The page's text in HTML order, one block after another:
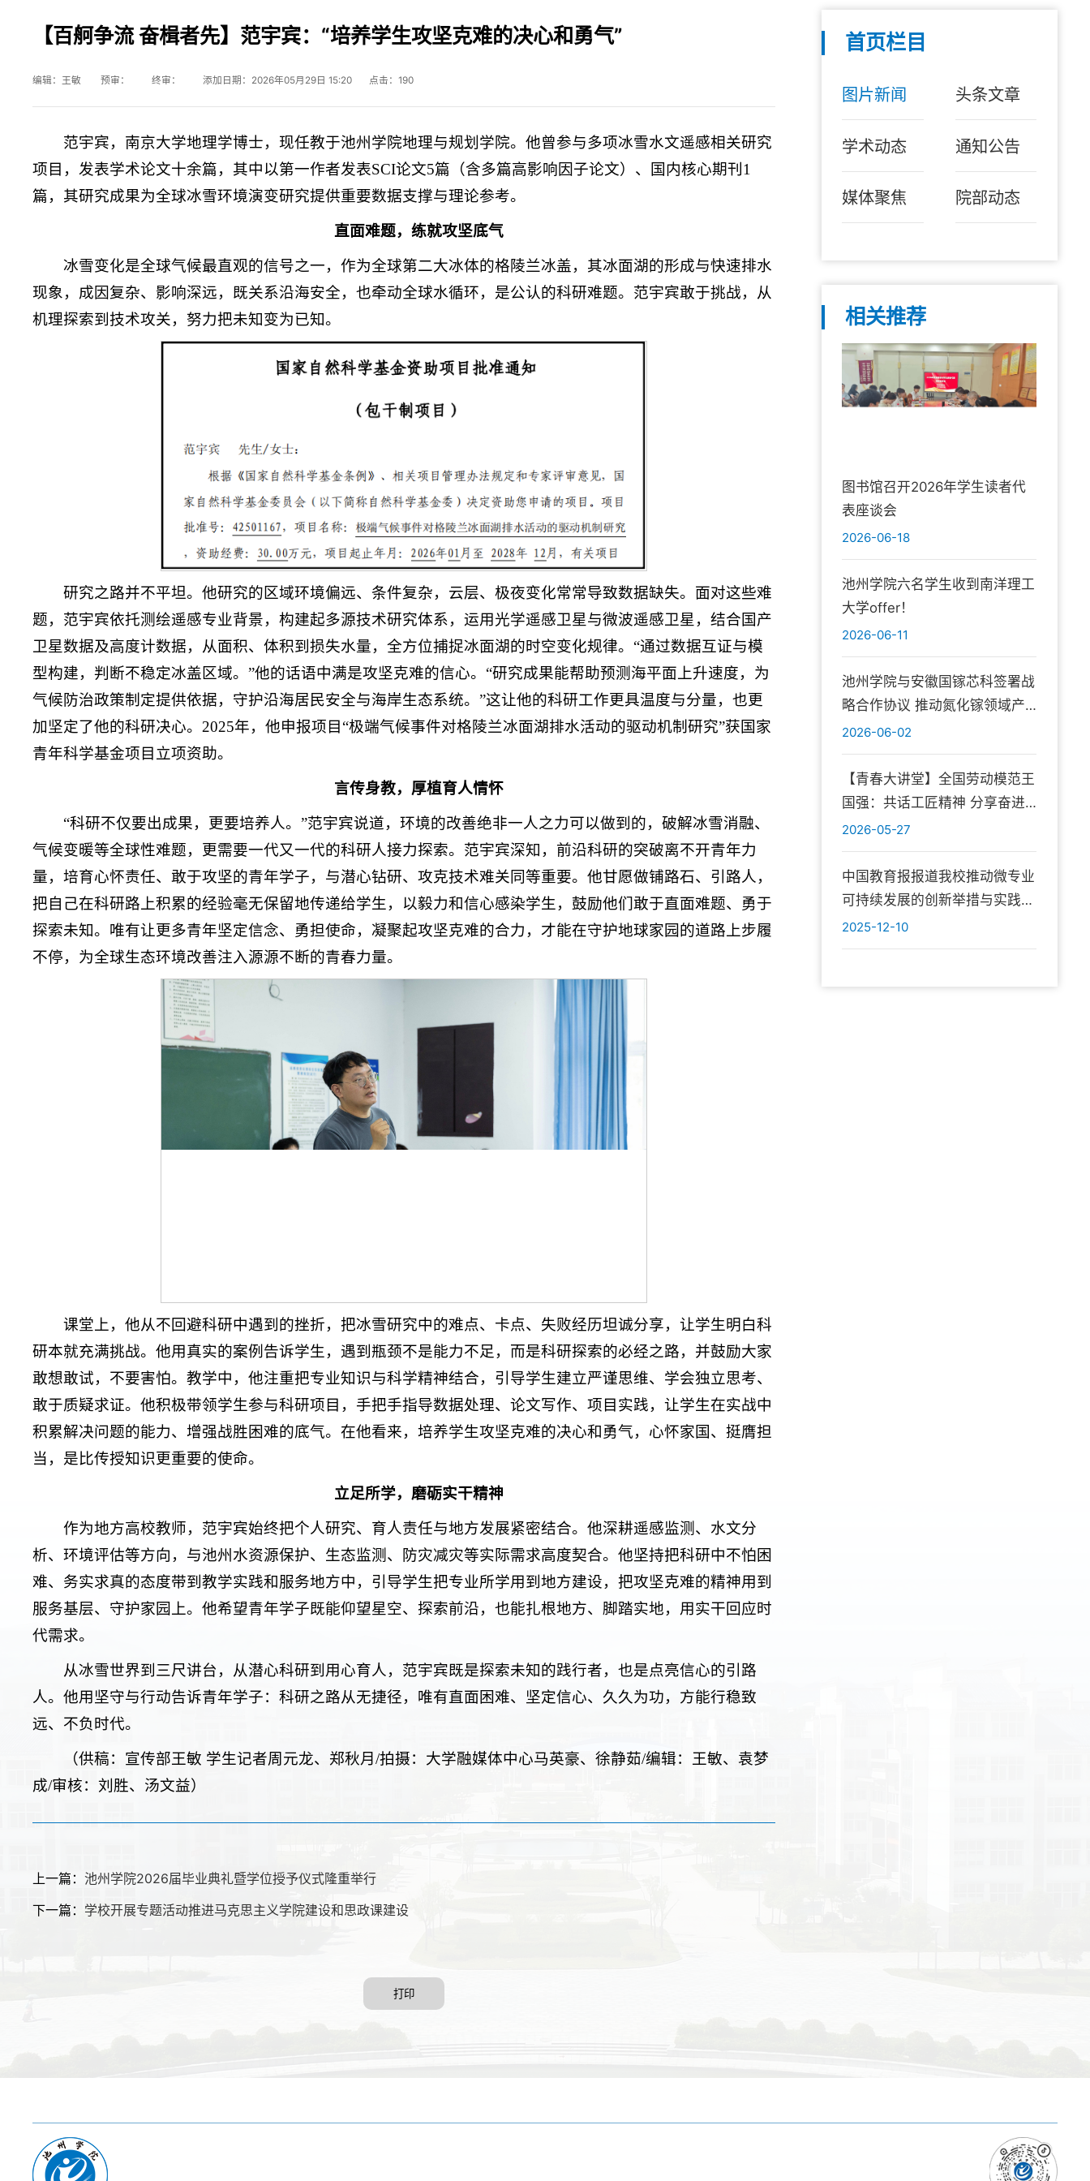
【百舸争流 奋楫者先】范宇宾：“培养学生攻坚克难的决心和勇气”
编辑：王敏 预审： 终审： 添加日期：2026年05月29日 15:20 点击：190
范宇宾，南京大学地理学博士，现任教于池州学院地理与规划学院。他曾参与多项冰雪水文遥感相关研究
项目，发表学术论文十余篇，其中以第一作者发表SCI论文5篇（含多篇高影响因子论文）、国内核心期刊1
篇，其研究成果为全球冰雪环境演变研究提供重要数据支撑与理论参考。
直面难题，练就攻坚底气
冰雪变化是全球气候最直观的信号之一，作为全球第二大冰体的格陵兰冰盖，其冰面湖的形成与快速排水
现象，成因复杂、影响深远，既关系沿海安全，也牵动全球水循环，是公认的科研难题。范宇宾敢于挑战，从
机理探索到技术攻关，努力把未知变为已知。
研究之路并不平坦。他研究的区域环境偏远、条件复杂，云层、极夜变化常常导致数据缺失。面对这些难
题，范宇宾依托测绘遥感专业背景，构建起多源技术研究体系，运用光学遥感卫星与微波遥感卫星，结合国产
卫星数据及高度计数据，从面积、体积到损失水量，全方位捕捉冰面湖的时空变化规律。“通过数据互证与模
型构建，判断不稳定冰盖区域。”他的话语中满是攻坚克难的信心。“研究成果能帮助预测海平面上升速度，为
气候防治政策制定提供依据，守护沿海居民安全与海岸生态系统。”这让他的科研工作更具温度与分量，也更
加坚定了他的科研决心。2025年，他申报项目“极端气候事件对格陵兰冰面湖排水活动的驱动机制研究”获国家
青年科学基金项目立项资助。
言传身教，厚植育人情怀
“科研不仅要出成果，更要培养人。”范宇宾说道，环境的改善绝非一人之力可以做到的，破解冰雪消融、
气候变暖等全球性难题，更需要一代又一代的科研人接力探索。范宇宾深知，前沿科研的突破离不开青年力
量，培育心怀责任、敢于攻坚的青年学子，与潜心钻研、攻克技术难关同等重要。他甘愿做铺路石、引路人，
把自己在科研路上积累的经验毫无保留地传递给学生，以毅力和信心感染学生，鼓励他们敢于直面难题、勇于
探索未知。唯有让更多青年坚定信念、勇担使命，凝聚起攻坚克难的合力，才能在守护地球家园的道路上步履
不停，为全球生态环境改善注入源源不断的青春力量。
课堂上，他从不回避科研中遇到的挫折，把冰雪研究中的难点、卡点、失败经历坦诚分享，让学生明白科
研本就充满挑战。他用真实的案例告诉学生，遇到瓶颈不是能力不足，而是科研探索的必经之路，并鼓励大家
敢想敢试，不要害怕。教学中，他注重把专业知识与科学精神结合，引导学生建立严谨思维、学会独立思考、
敢于质疑求证。他积极带领学生参与科研项目，手把手指导数据处理、论文写作、项目实践，让学生在实战中
积累解决问题的能力、增强战胜困难的底气。在他看来，培养学生攻坚克难的决心和勇气，心怀家国、挺膺担
当，是比传授知识更重要的使命。
立足所学，磨砺实干精神
作为地方高校教师，范宇宾始终把个人研究、育人责任与地方发展紧密结合。他深耕遥感监测、水文分
析、环境评估等方向，与池州水资源保护、生态监测、防灾减灾等实际需求高度契合。他坚持把科研中不怕困
难、务实求真的态度带到教学实践和服务地方中，引导学生把专业所学用到地方建设，把攻坚克难的精神用到
服务基层、守护家园上。他希望青年学子既能仰望星空、探索前沿，也能扎根地方、脚踏实地，用实干回应时
代需求。
从冰雪世界到三尺讲台，从潜心科研到用心育人，范宇宾既是探索未知的践行者，也是点亮信心的引路
人。他用坚守与行动告诉青年学子：科研之路从无捷径，唯有直面困难、坚定信心、久久为功，方能行稳致
远、不负时代。
（供稿：宣传部王敏 学生记者周元龙、郑秋月/拍摄：大学融媒体中心马英豪、 徐静茹/编辑：王敏、袁梦
成/审核：刘胜、汤文益）
上一篇：池州学院2026届毕业典礼暨学位授予仪式隆重举行
下一篇： 学校开展专题活动推进马克思主义学院建设和思政课建设
打印
首页栏目
图片新闻 头条文章
学术动态 通知公告
媒体聚焦 院部动态
相关推荐
图书馆召开2026年学生读者代
表座谈会
2026-06-18
池州学院六名学生收到南洋理工
大学offer！
2026-06-11
池州学院与安徽国镓芯科签署战
略合作协议 推动氮化镓领域产
学研深度融合
2026-06-02
【青春大讲堂】全国劳动模范王
国强：共话工匠精神 分享奋进
初心
2026-05-27
中国教育报报道我校推动微专业
可持续发展的创新举措与实践成
效
2025-12-10